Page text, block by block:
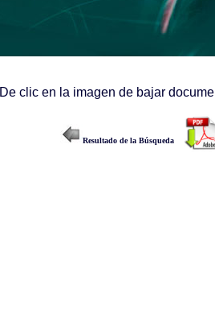
De clic en la imagen de bajar
Resultado de la Búsqueda